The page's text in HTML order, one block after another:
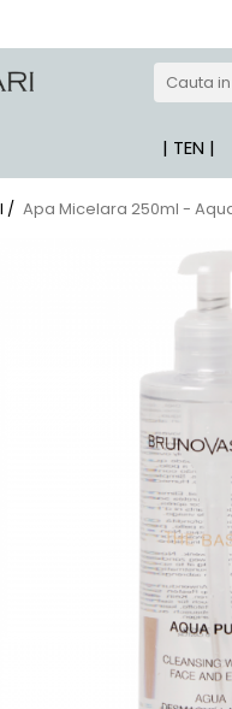
| TEN |
/ Apa Micelara 250ml -